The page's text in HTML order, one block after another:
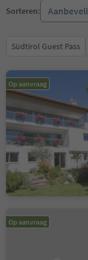
Sorteren:
Südtirol Guest Pass
Op aanvraag
Op aanvraag